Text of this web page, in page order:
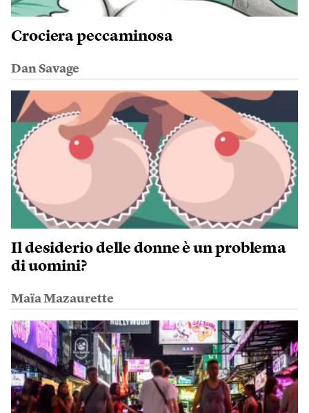
Crociera peccaminosa
Dan Savage
Il desiderio delle donne è un problema
di uomini?
Maïa Mazaurette